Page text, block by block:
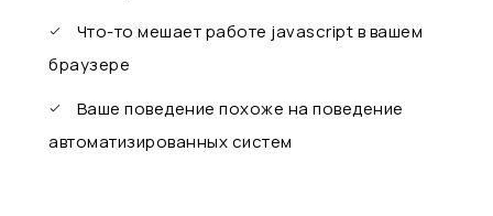
Что-то мешает работе javascript в вашем
браузере
Ваше поведение похоже на поведение
автоматизированных систем